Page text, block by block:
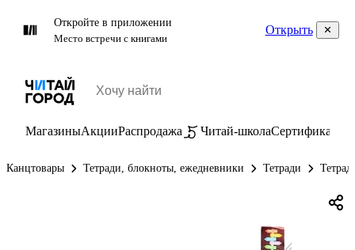
Откройте в приложении
Место встречи с книгами
Открыть
МагазиныАкцииРаспродажа Читай-школаСертификаты
Канцтовары Тетради, блокноты, ежедневники Тетради